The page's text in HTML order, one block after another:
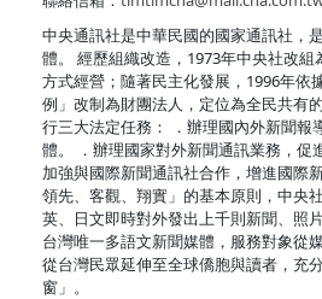
中央通訊社是中華民國的國家通訊社，
體。 經歷組織改造，1973年中央社改
方式經營；隨著民主化發展，1996年依
例」改制為財團法人，定位為全民共有
行三大法定任務： ．辦理國內外新聞報
體。 ．辦理國家對外新聞通訊業務，促
加強與國際新聞通訊社合作，增進國際
領先、客觀、翔實」的基本原則，中央
英、日文即時對外發出上千則新聞、照
台灣唯一多語文新聞媒體，服務對象從
從台灣民眾延伸至全球僑胞與讀者，充
窗」。